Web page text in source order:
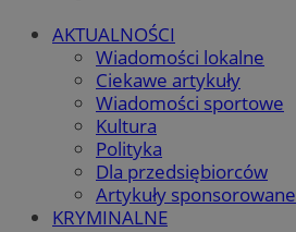
AKTUALNOŚCI
Wiadomości lokalne
Ciekawe artykuły
Wiadomości sportowe
Kultura
Polityka
Dla przedsiębiorców
Artykuły sponsorowane
KRYMINALNE